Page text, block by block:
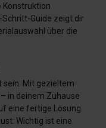
Konstruktion
Guide zeigt dir
über die
sein. Mit gezieltem
in deinem Zuhause
eine fertige Lösung
Wichtig ist eine